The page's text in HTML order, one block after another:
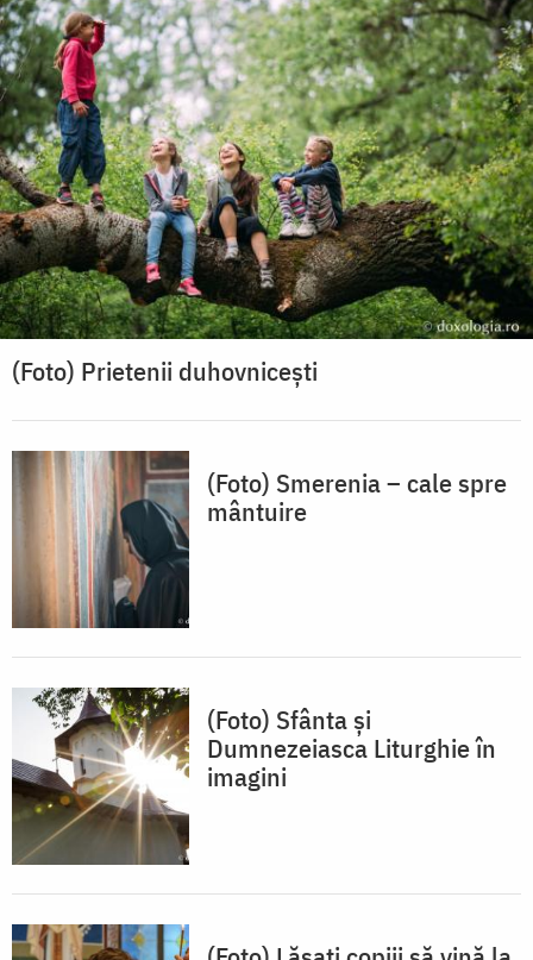
(Foto) Prietenii duhovnicești
(Foto) Smerenia – cale spre
mântuire
(Foto) Sfânta și
Dumnezeiasca Liturghie în
imagini